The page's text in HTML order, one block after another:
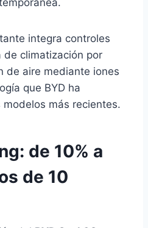
integra controles
de climatización por
de aire mediante iones
que BYD ha
más recientes.
de 10% a
de 10